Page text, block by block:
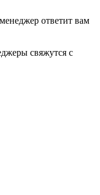
ответит вам
свяжутся с